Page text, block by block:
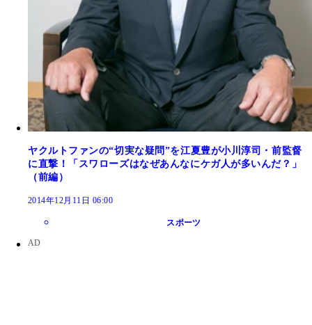
ヤクルトファンの“切実な疑問”を江夏豊が小川淳司・前監督
に直撃！「スワローズはなぜあんなにケガ人が多いんだ？」
（前編）
2014年12月11日 06:00
スポーツ